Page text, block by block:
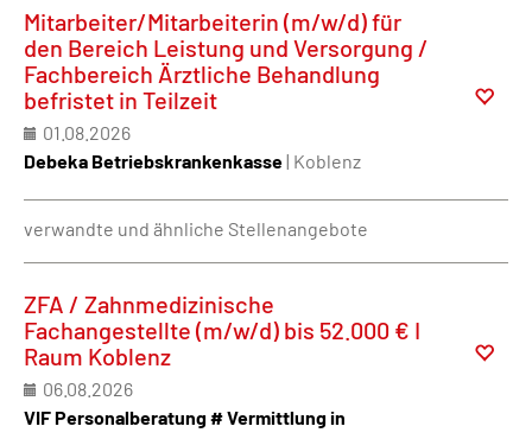
Mitarbeiter/Mitarbeiterin (m/w/d) für
den Bereich Leistung und Versorgung /
Fachbereich Ärztliche Behandlung
befristet in Teilzeit
01.08.2026
Debeka Betriebskrankenkasse| Koblenz
verwandte und ähnliche Stellenangebote
ZFA / Zahnmedizinische
Fachangestellte (m/w/d) bis 52.000 € I
Raum Koblenz
06.08.2026
VIF Personalberatung # Vermittlung in